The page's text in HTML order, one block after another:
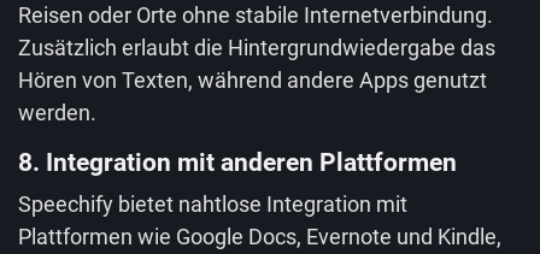
Reisen oder Orte ohne stabile Internetverbindung.
Zusätzlich erlaubt die Hintergrundwiedergabe das
Hören von Texten, während andere Apps genutzt
werden.
8. Integration mit anderen Plattformen
Speechify bietet nahtlose Integration mit
Plattformen wie Google Docs, Evernote und Kindle,